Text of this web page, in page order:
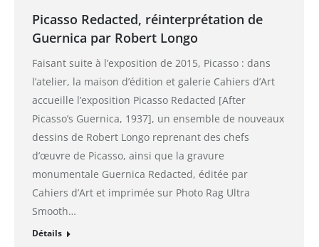
Picasso Redacted, réinterprétation de
Guernica par Robert Longo
Faisant suite à l’exposition de 2015, Picasso : dans
l’atelier, la maison d’édition et galerie Cahiers d’Art
accueille l’exposition Picasso Redacted [After
Picasso’s Guernica, 1937], un ensemble de nouveaux
dessins de Robert Longo reprenant des chefs
d’œuvre de Picasso, ainsi que la gravure
monumentale Guernica Redacted, éditée par
Cahiers d’Art et imprimée sur Photo Rag Ultra
Smooth…
Détails